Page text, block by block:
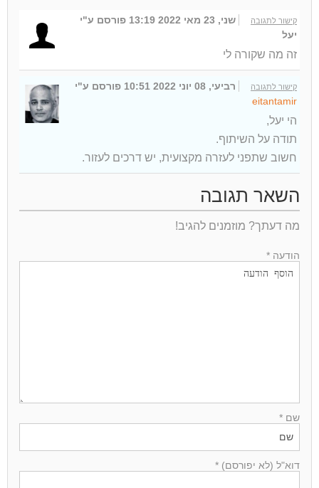
קישור לתגובה שני, 23 מאי 2022 13:19
פורסם ע"י
יעל
זה מה שקורה לי
קישור לתגובה רביעי, 08 יוני 2022 10:51
פורסם ע"י
eitantamir
הי יעל,
תודה על השיתוף.
חשוב שתפני לעזרה מקצועית, יש דרכים לעזור.
השאר תגובה
מה דעתך? מוזמנים להגיב!
הודעה *
שם *
דוא"ל (לא יפורסם) *